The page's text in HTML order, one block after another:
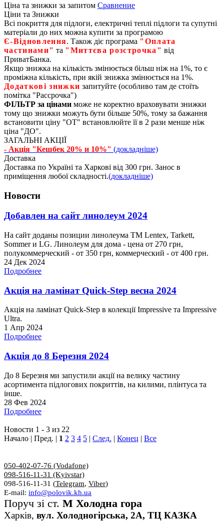
Ціна та знижки за запитом Сравнение
Ціни та Знижки
Всі покриття для підлоги, електричні теплі підлоги та супутні
матеріали до них можна купити за програмою
Є‑Відновлення. Також діє програма "Оплата
частинами" та "Миттєва розстрочка" від
ПриватБанка.
Якщо знижка на кількість змінюється більш ніж на 1%, то є
проміжна кількість, при якій знижка змінюється на 1%.
Додаткові знижки запитуйте (особливо там де стоїть
помітка "Рассрочка")
ФІЛЬТР за цінами може не коректно враховувати знижки
тому що знижки можуть бути більше 50%, тому за бажання
встановити ціну "ОТ" встановлюйте її в 2 рази менше ніж
ціна "ДО".
ЗАГАЛЬНІ АКЦІЇ
- Акція "Кешбек 20% и 10%" (докладніше)
Доставка
Доставка по Україні та Харкові від 300 грн. Занос в
приміщення любої складності.(докладніше)
Новости
Добавлен на сайт линолеум 2024
На сайт доданы позиции линолеума ТМ Lentex, Tarkett,
Sommer и LG. Линолеум для дома - цена от 270 грн,
полукоммерческий - от 350 грн, коммерческий - от 400 грн.
24 Дек 2024
Подробнее
Акція на ламінат Quick-Step весна 2024
Акція на ламінат Quick-Step в колекції Impressive та Impressive
Ultra.
1 Апр 2024
Подробнее
Акція до 8 Березня 2024
До 8 Березня ми запустили акції на велику частину
асортимента підлогових покриттів, на килими, плінтуса та
інше.
28 Фев 2024
Подробнее
Новости 1 - 3 из 22
Начало | Пред. | 1 2 3 4 5 | След. | Конец | Все
050-402-07-76 (Vodafone)
098-516-11-31 (Kyivstar)
098-516-11-31 (Telegram, Viber)
E-mail: info@polovik.kh.ua
Поруч зі ст. М Холодна гора
Харків, вул. Холодногірська, 2А, ТЦ КАЗКА